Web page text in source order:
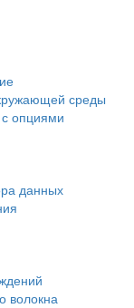
среды
опциями
данных
волокна